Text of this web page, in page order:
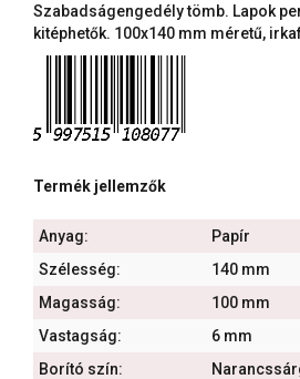
Szabadságengedély tömb. Lapok
kitéphetők. 100x140 mm méretű,
Termék jellemzők
Anyag:
Papír
Szélesség:
140 mm
Magasság:
100 mm
Vastagság:
6 mm
Borító szín: